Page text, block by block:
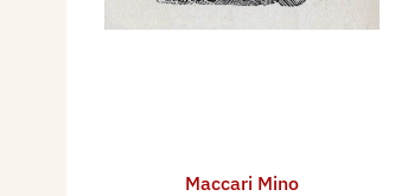
Maccari Mino